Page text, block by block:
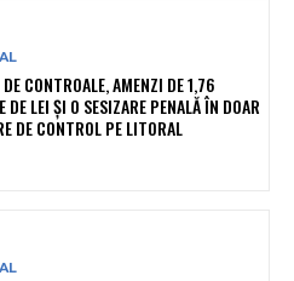
CONTROALE, AMENZI DE 1,76
DE LEI ȘI O SESIZARE PENALĂ ÎN DOAR
DE CONTROL PE LITORAL